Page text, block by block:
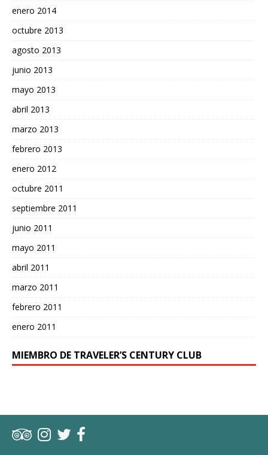
enero 2014
octubre 2013
agosto 2013
junio 2013
mayo 2013
abril 2013
marzo 2013
febrero 2013
enero 2012
octubre 2011
septiembre 2011
junio 2011
mayo 2011
abril 2011
marzo 2011
febrero 2011
enero 2011
MIEMBRO DE TRAVELER’S CENTURY CLUB